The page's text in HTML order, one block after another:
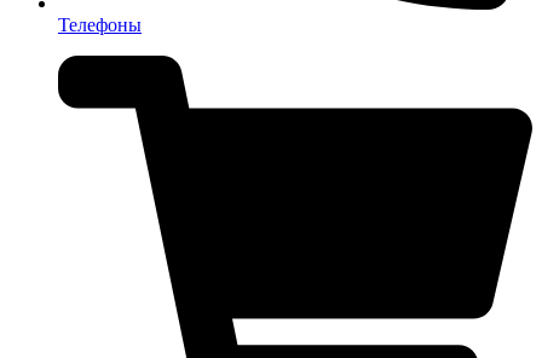
Телефоны